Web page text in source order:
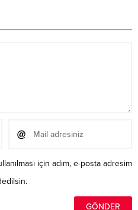
için adım, e-posta adresim